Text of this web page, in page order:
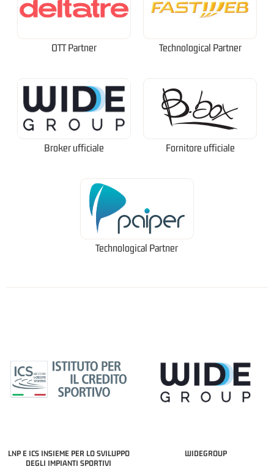
OTT Partner Technological Partner
Broker ufficiale Fornitore ufficiale
Technological Partner
LNP E ICS INSIEME PER LO SVILUPPO
DEGLI IMPIANTI SPORTIVI
WIDEGROUP